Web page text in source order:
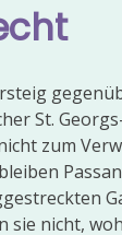
St.
zum
sie nicht,